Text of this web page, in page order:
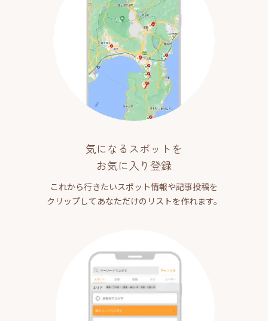
気になるスポットを
お気に入り登録
これから行きたいスポット情報や記事投稿を
クリップしてあなただけのリストを作れます。